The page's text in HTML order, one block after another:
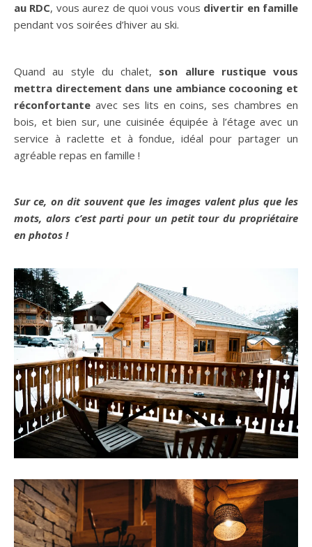
au RDC, vous aurez de quoi vous vous divertir en famille
pendant vos soirées d’hiver au ski.
Quand au style du chalet, son allure rustique vous
mettra directement dans une ambiance cocooning et
réconfortante avec ses lits en coins, ses chambres en
bois, et bien sur, une cuisinée équipée à l’étage avec un
service à raclette et à fondue, idéal pour partager un
agréable repas en famille !
Sur ce, on dit souvent que les images valent plus que les
mots, alors c’est parti pour un petit tour du propriétaire
en photos !